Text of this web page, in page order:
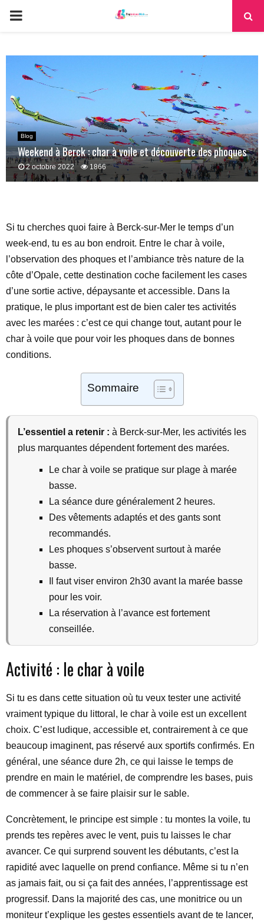
PRIMARY
Blog
Weekend à Berck : char à voile et découverte des phoques
2 octobre 2022 1866
Si tu cherches quoi faire à Berck-sur-Mer le temps d’un
week-end, tu es au bon endroit. Entre le char à voile,
l’observation des phoques et l’ambiance très nature de la
côte d’Opale, cette destination coche facilement les cases
d’une sortie active, dépaysante et accessible. Dans la
pratique, le plus important est de bien caler tes activités
avec les marées : c’est ce qui change tout, autant pour le
char à voile que pour voir les phoques dans de bonnes
conditions.
Sommaire
L’essentiel a retenir : à Berck-sur-Mer, les activités les
plus marquantes dépendent fortement des marées.
Le char à voile se pratique sur plage à marée
basse.
La séance dure généralement 2 heures.
Des vêtements adaptés et des gants sont
recommandés.
Les phoques s’observent surtout à marée
basse.
Il faut viser environ 2h30 avant la marée basse
pour les voir.
La réservation à l’avance est fortement
conseillée.
Activité : le char à voile
Si tu es dans cette situation où tu veux tester une activité
vraiment typique du littoral, le char à voile est un excellent
choix. C’est ludique, accessible et, contrairement à ce que
beaucoup imaginent, pas réservé aux sportifs confirmés. En
général, une séance dure 2h, ce qui laisse le temps de
prendre en main le matériel, de comprendre les bases, puis
de commencer à se faire plaisir sur le sable.
Concrètement, le principe est simple : tu montes la voile, tu
prends tes repères avec le vent, puis tu laisses le char
avancer. Ce qui surprend souvent les débutants, c’est la
rapidité avec laquelle on prend confiance. Même si tu n’en
as jamais fait, ou si ça fait des années, l’apprentissage est
progressif. Dans la majorité des cas, une monitrice ou un
moniteur t’explique les gestes essentiels avant de te lancer,